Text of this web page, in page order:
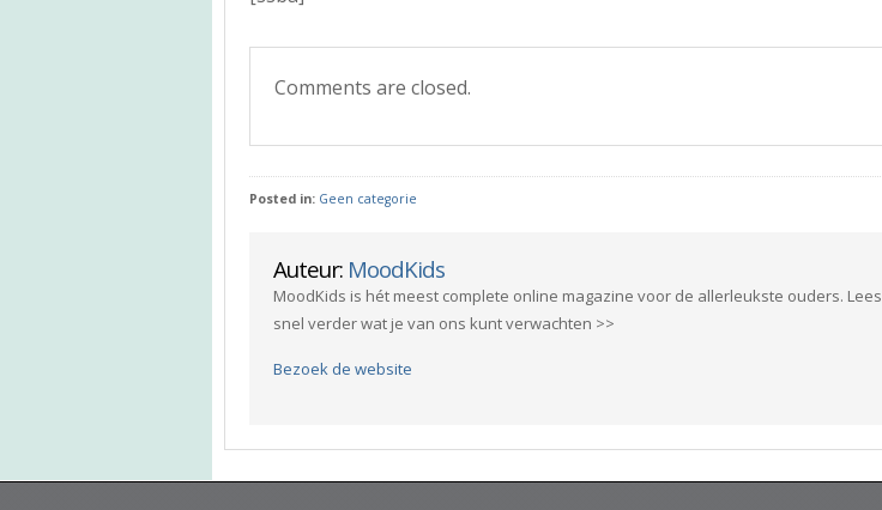
Comments are closed.
Posted in: Geen categorie
Auteur: MoodKids
MoodKids is hét meest complete online magazine voor de allerleukste ouders. Lees
snel verder wat je van ons kunt verwachten >>
Bezoek de website